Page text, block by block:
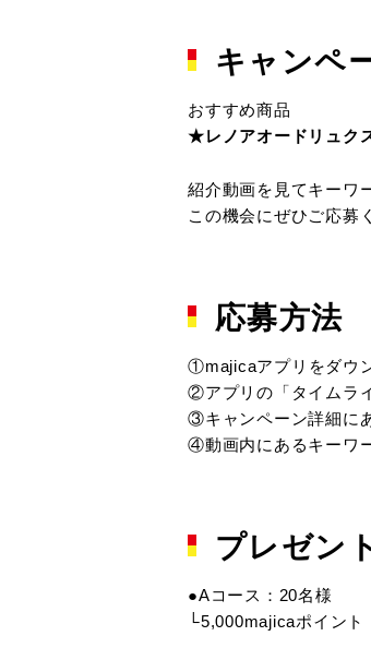
キャンペ
おすすめ商品
★レノアオードリュク
紹介動画を見てキーワ
この機会にぜひご応募
応募方法
①majicaアプリをダウ
②アプリの「タイムラ
③キャンペーン詳細に
④動画内にあるキーワ
プレゼン
●Aコース：20名様
└5,000majicaポイント